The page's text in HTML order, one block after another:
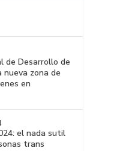
de Desarrollo de
zona de
en
el nada sutil
trans